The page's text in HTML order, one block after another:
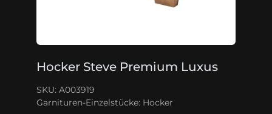
Hocker Steve Premium Luxus
SKU: A003919
Garnituren-Einzelstücke: Hocker